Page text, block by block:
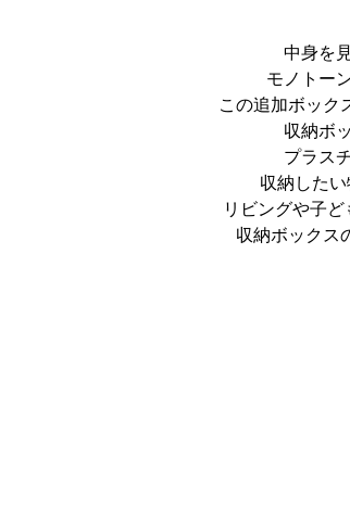
中身を
モノトー
この追加ボック
収納ボ
プラス
収納した
リビングや子
収納ボックス